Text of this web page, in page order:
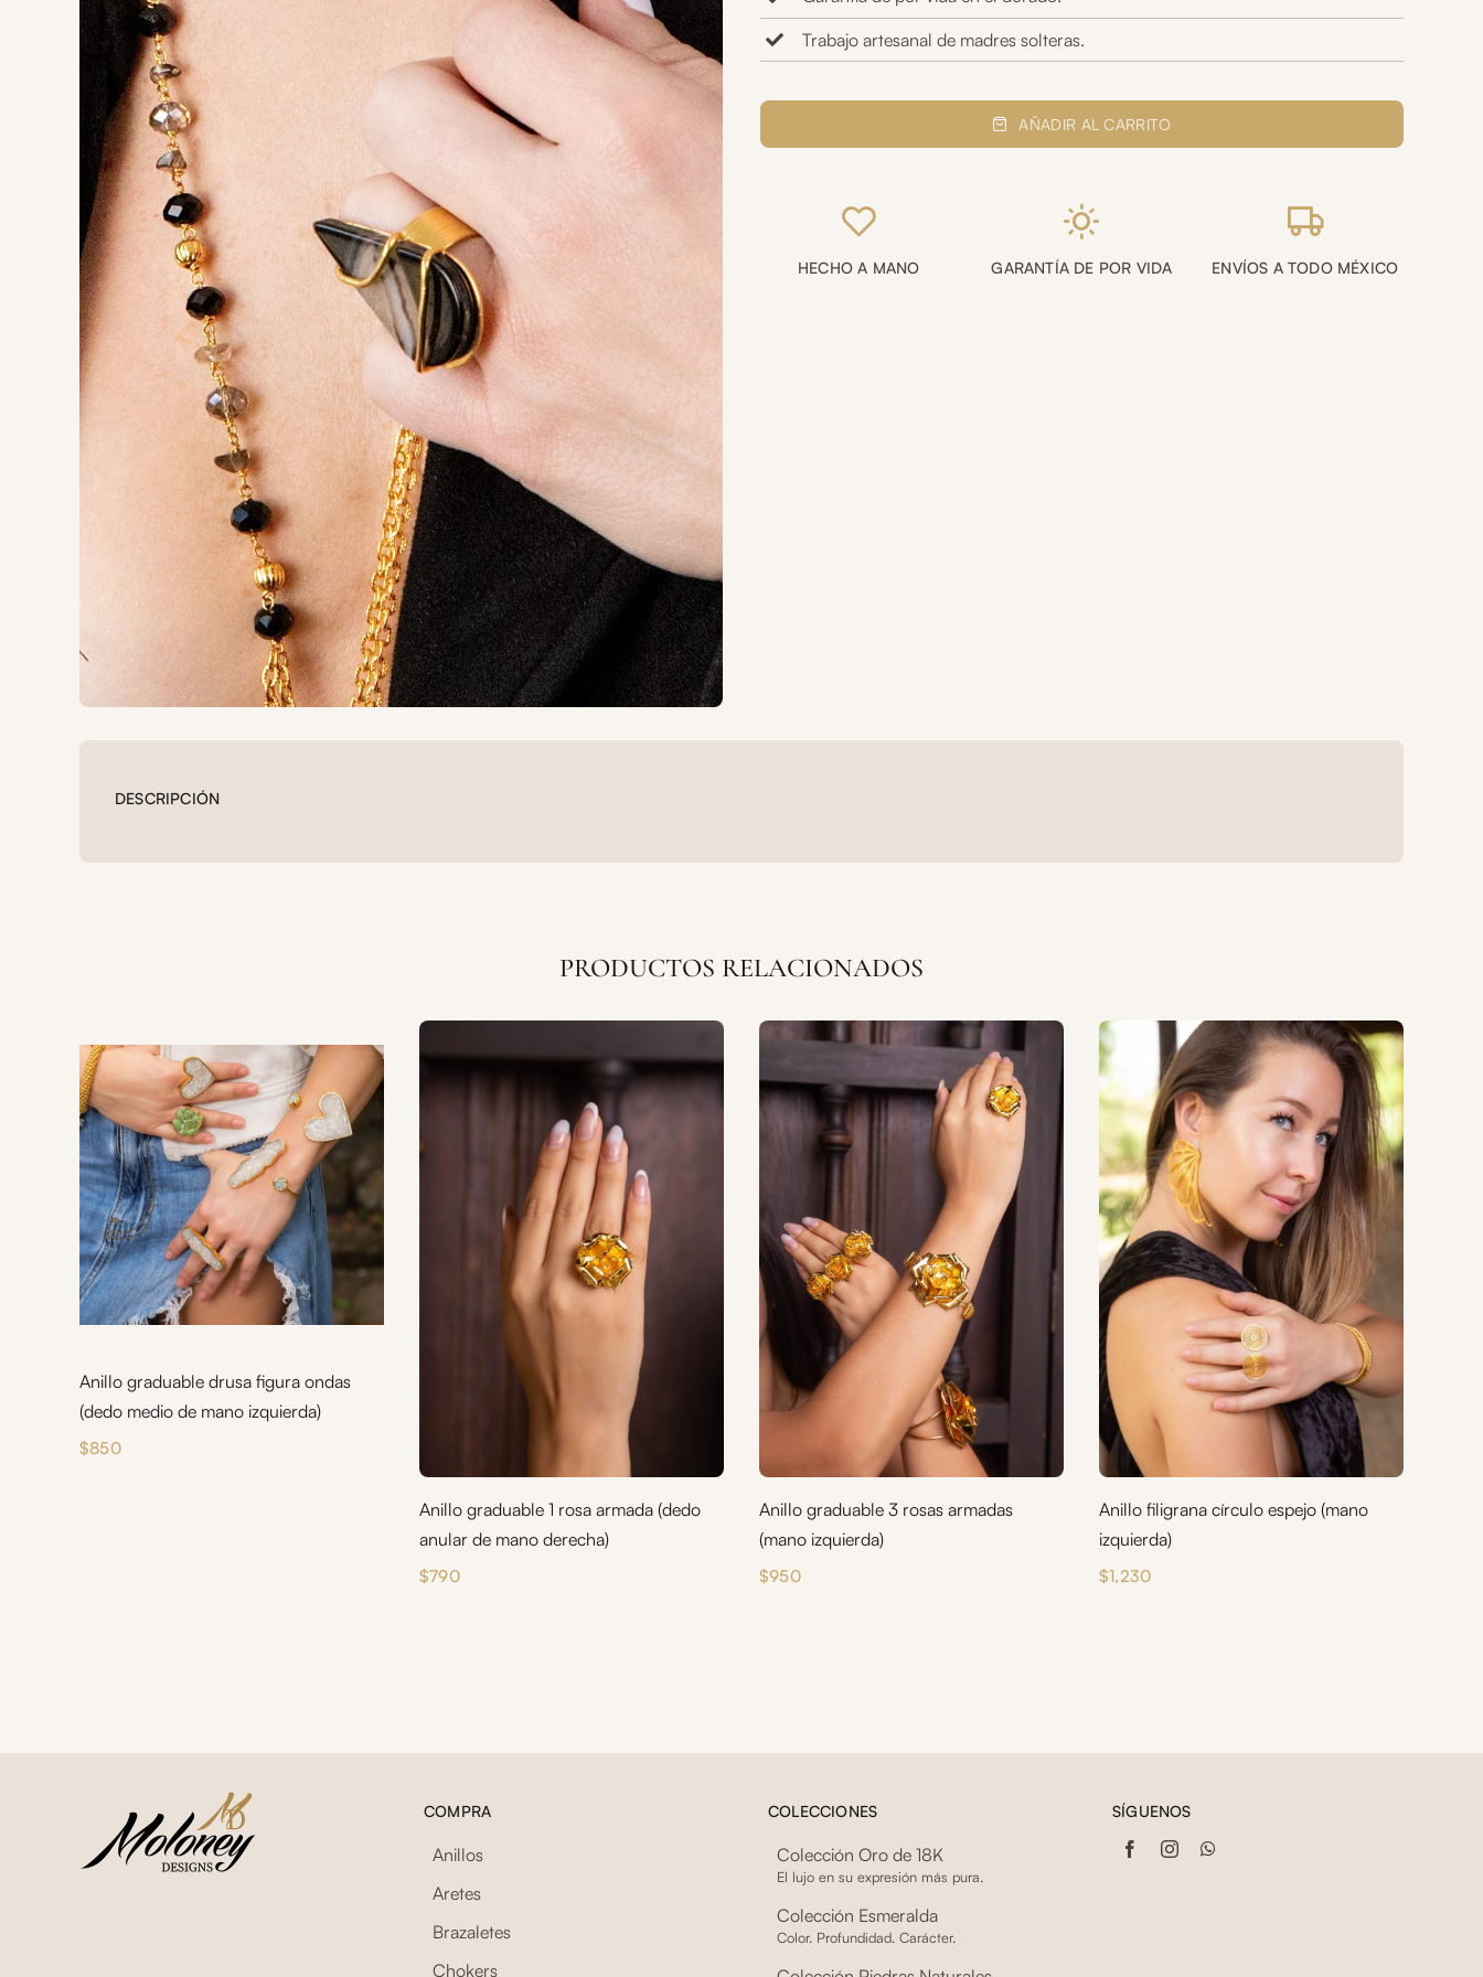
Trabajo artesanal de madres solteras.
AÑADIR AL CARRITO
HECHO A MANO GARANTÍA DE POR VIDA ENVÍOS A TODO MÉXICO
DESCRIPCIÓN
PRODUCTOS RELACIONADOS
Anillo graduable drusa figura ondas
(dedo medio de mano izquierda)
$850
Anillo graduable 1 rosa armada (dedo
anular de mano derecha)
$790
Anillo graduable 3 rosas armadas
(mano izquierda)
$950
Anillo filigrana círculo espejo (mano
izquierda)
$1,230
COMPRA
Anillos
Aretes
Brazaletes
Chokers
COLECCIONES
Colección Oro de 18K
El lujo en su expresión más pura.
Colección Esmeralda
Color. Profundidad. Carácter.
SÍGUENOS